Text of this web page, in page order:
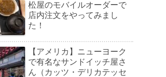
松屋のモバイルオーダーで
店内注文をやってみまし
た！
【アメリカ】ニューヨーク
で有名なサンドイッチ屋さ
ん（カッツ・デリカテッセ